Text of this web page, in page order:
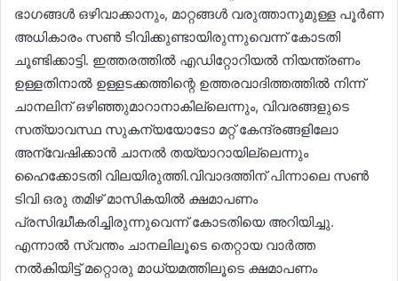
ഭാഗങ്ങൾ ഒഴിവാക്കാനും, മാറ്റങ്ങൾ വരുത്താനുമുള്ള പൂർണ
അധികാരം സൺ ടിവിക്കുണ്ടായിരുന്നുവെന്ന് കോടതി
ചൂണ്ടിക്കാട്ടി. ഇത്തരത്തിൽ എഡിറ്റോറിയൽ നിയന്ത്രണം
ഉള്ളതിനാൽ ഉള്ളടക്കത്തിന്റെ ഉത്തരവാദിത്തത്തിൽ നിന്ന്
ചാനലിന് ഒഴിഞ്ഞുമാറാനാകില്ലെന്നും, വിവരങ്ങളുടെ
സത്യാവസ്ഥ സുകന്യയോടോ മറ്റ് കേന്ദ്രങ്ങളിലോ
അന്വേഷിക്കാൻ ചാനൽ തയ്യാറായില്ലെന്നും
ഹൈക്കോടതി വിലയിരുത്തി.വിവാദത്തിന് പിന്നാലെ സൺ
ടിവി ഒരു തമിഴ് മാസികയിൽ ക്ഷമാപണം
പ്രസിദ്ധീകരിച്ചിരുന്നുവെന്ന് കോടതിയെ അറിയിച്ചു.
എന്നാൽ സ്വന്തം ചാനലിലൂടെ തെറ്റായ വാർത്ത
നൽകിയിട്ട് മറ്റൊരു മാധ്യമത്തിലൂടെ ക്ഷമാപണം